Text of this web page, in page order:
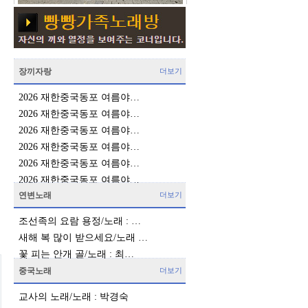
장끼자랑
2026 재한중국동포 여름야…
2026 재한중국동포 여름야…
2026 재한중국동포 여름야…
2026 재한중국동포 여름야…
2026 재한중국동포 여름야…
2026 재한중국동포 여름야…
더보기
연변노래
조선족의 요람 용정/노래 : …
새해 복 많이 받으세요/노래 …
꽃 피는 안개 골/노래 : 최…
더보기
중국노래
교사의 노래/노래 : 박경숙
더보기